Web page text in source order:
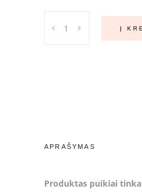
Vaškas
Į
APRAŠYMAS
Produktas puikiai